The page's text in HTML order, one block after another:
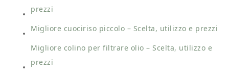
prezzi
Migliore cuociriso piccolo – Scelta, utilizzo e prezzi
Migliore colino per filtrare olio – Scelta, utilizzo e
prezzi